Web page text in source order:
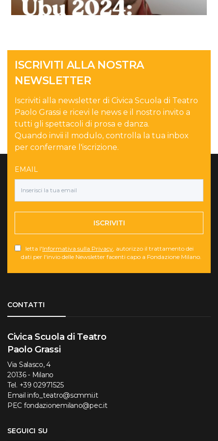
ISCRIVITI ALLA NOSTRA
NEWSLETTER
Iscriviti alla newsletter di Civica Scuola di Teatro
Paolo Grassi e ricevi le news e il nostro invito a
tutti gli spettacoli di prosa e danza.
Quando invii il modulo, controlla la tua inbox
per confermare l'iscrizione.
EMAIL
ISCRIVITI
letta l'Informativa sulla Privacy , autorizzo il trattamento dei
dati per l'invio delle Newsletter facenti capo a Fondazione Milano.
CONTATTI
Civica Scuola di Teatro
Paolo Grassi
Via Salasco, 4
20136 - Milano
Tel. +39 02971525
Email info_teatro@scmmi.it
PEC fondazionemilano@pec.it
SEGUICI SU